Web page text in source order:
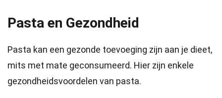
Pasta en Gezondheid
Pasta kan een gezonde toevoeging zijn aan je dieet,
mits met mate geconsumeerd. Hier zijn enkele
gezondheidsvoordelen van pasta.